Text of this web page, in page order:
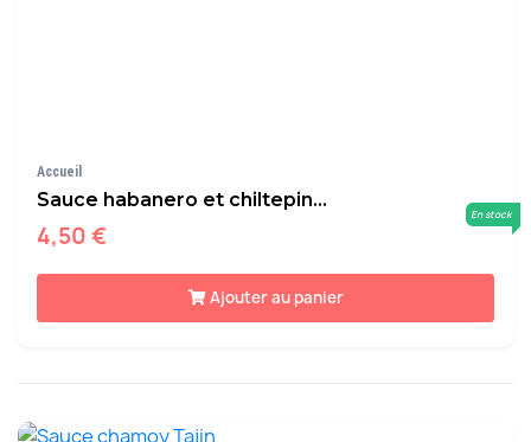
Accueil
Sauce habanero et chiltepin...
4,50 €
En stock
Ajouter au panier